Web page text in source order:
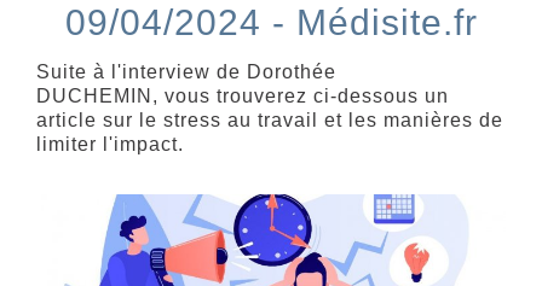
09/04/2024 - Médisite.fr
Suite à l'interview de Dorothée
DUCHEMIN, vous trouverez ci-dessous un
article sur le stress au travail et les manières de
limiter l'impact.